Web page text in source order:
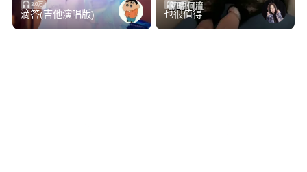
3.0万
滴答(吉他演唱版)
7.2万
也很值得